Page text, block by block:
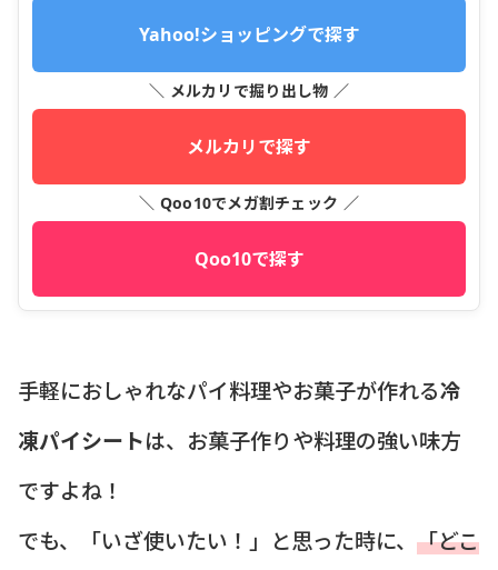
Yahoo!ショッピングで探す
＼ メルカリで掘り出し物 ／
メルカリで探す
＼ Qoo10でメガ割チェック ／
Qoo10で探す
手軽におしゃれなパイ料理やお菓子が作れる冷
凍パイシートは、お菓子作りや料理の強い味方
ですよね！
でも、「いざ使いたい！」と思った時に、 「どこ